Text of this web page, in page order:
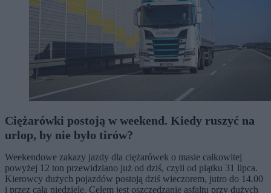
Ciężarówki postoją w weekend. Kiedy ruszyć na
urlop, by nie było tirów?
Weekendowe zakazy jazdy dla ciężarówek o masie całkowitej
powyżej 12 ton przewidziano już od dziś, czyli od piątku 31 lipca.
Kierowcy dużych pojazdów postoją dziś wieczorem, jutro do 14.00
i przez całą niedzielę. Celem jest oszczędzanie asfaltu przy dużych